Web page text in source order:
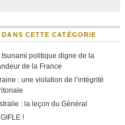
DANS CETTE CATÉGORIE
tsunami politique digne de la
de la France
: une violation de l’intégrité
: la leçon du Général
GIFLE !